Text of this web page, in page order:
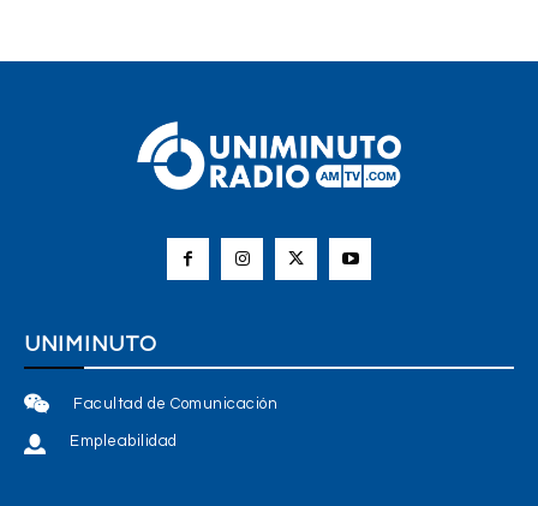
UNIMINUTO
Facultad de Comunicación
Empleabilidad